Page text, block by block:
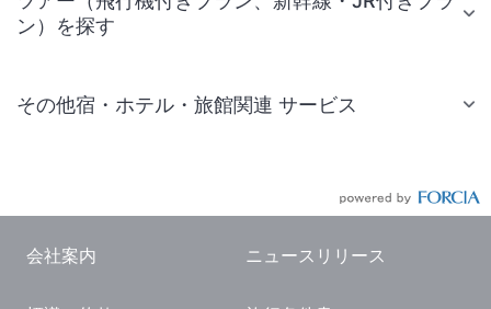
ン）を探す
その他宿・ホテル・旅館関連 サービス
会社案内 ニュースリリース